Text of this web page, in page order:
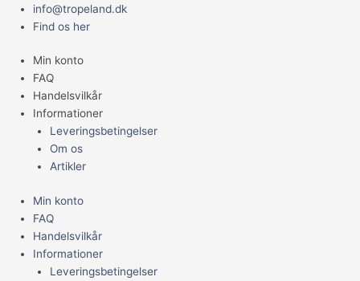
info@tropeland.dk
Find os her
Min konto
FAQ
Handelsvilkår
Informationer
Leveringsbetingelser
Om os
Artikler
Min konto
FAQ
Handelsvilkår
Informationer
Leveringsbetingelser
MenuCUP
750ML